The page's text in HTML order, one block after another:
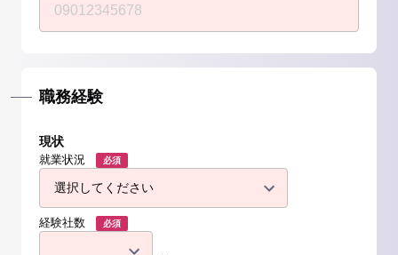
職務経験
現状
就業状況 必須
経験社数 必須